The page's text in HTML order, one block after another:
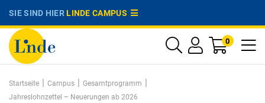
SIE SIND HIERLINDE CAMPUS
0
Startseite | Campus | Gesamtprogramm |
Jahreslohnzettel – Neuerungen ab 2026